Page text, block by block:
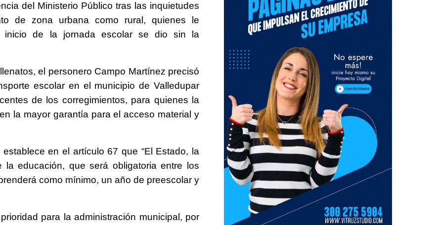
del Ministerio Público tras las inquietudes
de zona urbana como rural, quienes le
inicio de la jornada escolar se dio sin la
el personero Campo Martínez precisó
escolar en el municipio de Valledupar
de los corregimientos, para quienes la
la mayor garantía para el acceso material y
en el artículo 67 que “El Estado, la
educación, que será obligatoria entre los
como mínimo, un año de preescolar y
para la administración municipal, por